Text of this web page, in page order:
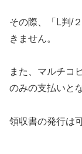
その際、「L判/
きません。
また、マルチコ
のみの支払いと
領収書の発行は